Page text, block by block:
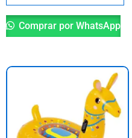
del
Comprar por WhatsApp